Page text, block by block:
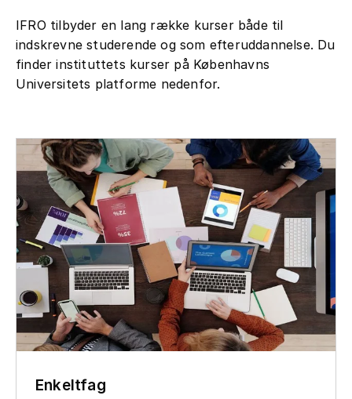
IFRO tilbyder en lang række kurser både til
indskrevne studerende og som efteruddannelse. Du
finder instituttets kurser på Københavns
Universitets platforme nedenfor.
Enkeltfag